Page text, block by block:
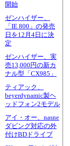
開始
ゼンハイザー、
「IE 800」の発売
日を12月4日に決
定
ゼンハイザー、実
売13,000円の新カ
ナル型「CX985」
ティアック、
beyerdynamic製ヘ
ッドフォン2モデル
アイ・オー、nasne
ダビング対応の外
付けBDドライブ